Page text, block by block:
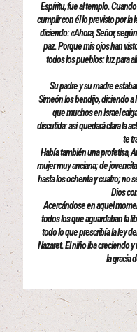
Espíritu, fue al templo.
cumplir con él lo previsto por la
diciendo: «Ahora, Señor,
paz. Porque mis ojos han
todos los pueblos: luz para
Su padre y su madre
Simeón los bendijo, diciendo a
que muchos en Israel
discutida: así quedará clara la
te
Había también una profetisa,
mujer muy anciana; de
hasta los ochenta y cuatro; no
Dios
Acercándose en aquel
todos los que aguardaban la
todo lo que prescribía la ley
Nazaret. El niño iba creciendo
la gracia